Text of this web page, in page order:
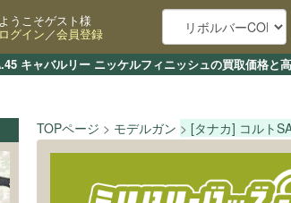
キャバルリー ニッケルフィニッシュの買取価格と
ようこそゲスト様
ログイン／会員登録
TOPページ モデルガン [タナカ] コルト